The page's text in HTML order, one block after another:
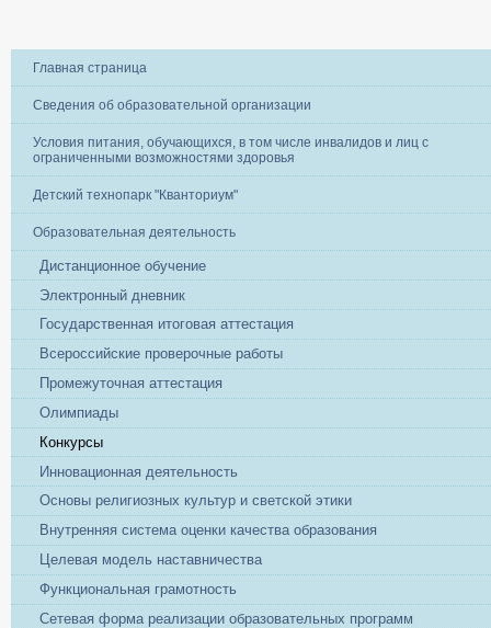
Главная страница
Сведения об образовательной организации
Условия питания, обучающихся, в том числе инвалидов и лиц с
ограниченными возможностями здоровья
Детский технопарк "Кванториум"
Образовательная деятельность
Дистанционное обучение
Электронный дневник
Государственная итоговая аттестация
Всероссийские проверочные работы
Промежуточная аттестация
Олимпиады
Конкурсы
Инновационная деятельность
Основы религиозных культур и светской этики
Внутренняя система оценки качества образования
Целевая модель наставничества
Функциональная грамотность
Сетевая форма реализации образовательных программ